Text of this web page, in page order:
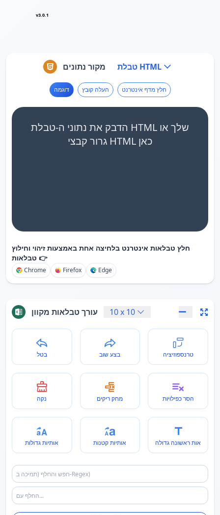
v3.0.1
מקור נתונים טבלת HTML
דוגמה העלה קובץ חלץ מדף אינטרנט
הדבק את נתוני ה-טבלת HTML שלך או
גרור קבצי HTML כאן
חלץ טבלאות אינטרנט בלחיצה אחת באמצעות זיהוי וחילוץ
טבלאות 👉
Chrome Firefox Edge
עורך טבלאות מקוון 10x 10
בטל בצע שוב טרנספוזיציה
נקה מחק ריקים הסר כפילויות
אותיות גדולות אותיות קטנות אות ראשונה גדולה